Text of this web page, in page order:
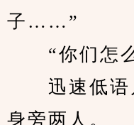
子……”
“你们怎么
迅速低语
身旁两人。